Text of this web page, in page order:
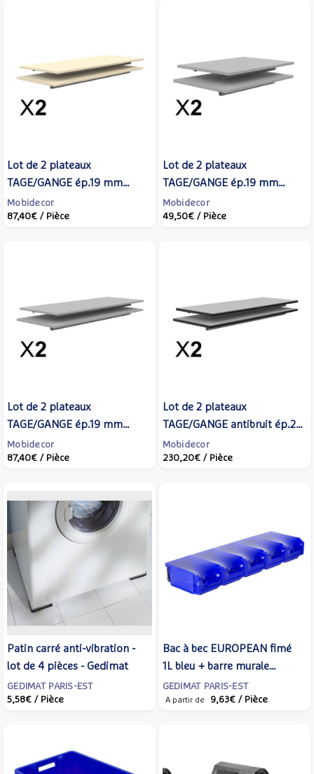
Lot de 2 plateaux
TAGE/GANGE ép.19 mm
mélaminé chant ABS -
130x50 cm - Coquille d'œuf -
Mobidecor
87,40€ / Pièce
Lot de 2 plateaux
TAGE/GANGE ép.19 mm
mélaminé chant ABS -
70x50 cm - Gris perle -
Mobidecor
49,50€ / Pièce
Lot de 2 plateaux
TAGE/GANGE ép.19 mm
mélaminé chant ABS -
130x50 cm - Gris perle -
Mobidecor
87,40€ / Pièce
Lot de 2 plateaux
TAGE/GANGE antibruit ép.21
mm stratifié chant
polyuréthane noir - 130x50
Mobidecor
230,20€ / Pièce
Patin carré anti-vibration -
lot de 4 pièces - Gedimat
GEDIMAT PARIS-EST
5,58€ / Pièce
Bac à bec EUROPEAN fimé
1L bleu + barre murale
plastique - Gedimat
GEDIMAT PARIS-EST
A partir de 9,63€ / Pièce